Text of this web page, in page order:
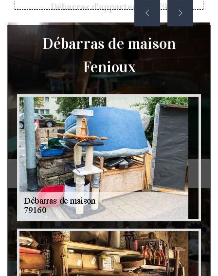
Débarras d'appartement 79
Débarras de grenier et cave 79
Débarras de maison
Fenioux